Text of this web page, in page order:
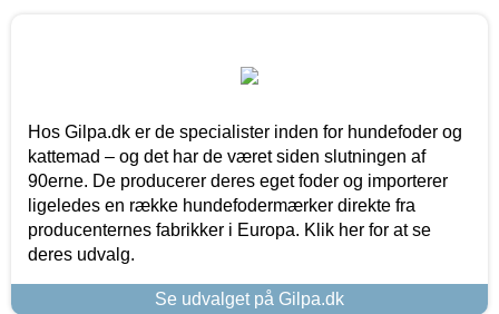
Hos Gilpa.dk er de specialister inden for hundefoder og
kattemad – og det har de været siden slutningen af
90erne. De producerer deres eget foder og importerer
ligeledes en række hundefodermærker direkte fra
producenternes fabrikker i Europa. Klik her for at se
deres udvalg.
Se udvalget på Gilpa.dk